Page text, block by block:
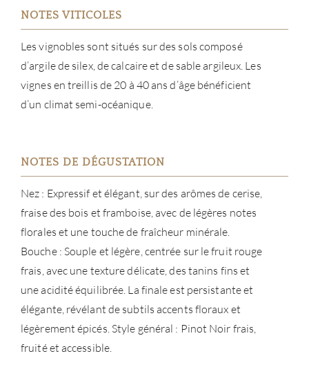
NOTES VITICOLES
Les vignobles sont situés sur des sols composé
d’argile de silex, de calcaire et de sable argileux. Les
vignes en treillis de 20 à 40 ans d’âge bénéficient
d’un climat semi-océanique.
NOTES DE DÉGUSTATION
Nez : Expressif et élégant, sur des arômes de cerise,
fraise des bois et framboise, avec de légères notes
florales et une touche de fraîcheur minérale.
Bouche : Souple et légère, centrée sur le fruit rouge
frais, avec une texture délicate, des tanins fins et
une acidité équilibrée. La finale est persistante et
élégante, révélant de subtils accents floraux et
légèrement épicés. Style général : Pinot Noir frais,
fruité et accessible.